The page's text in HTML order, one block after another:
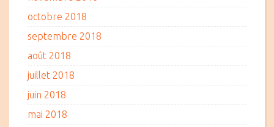
octobre 2018
septembre 2018
août 2018
juillet 2018
juin 2018
mai 2018